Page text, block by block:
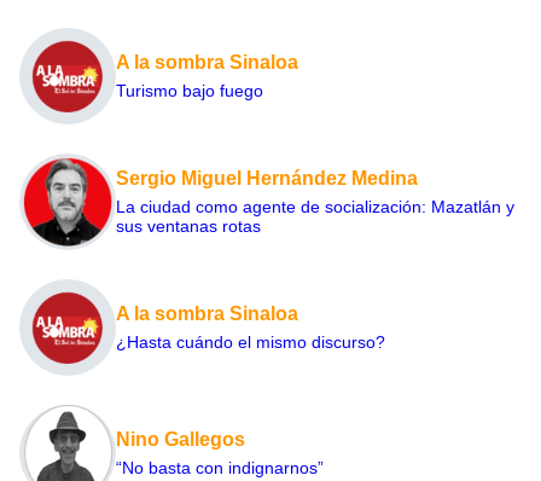
A la sombra Sinaloa
Turismo bajo fuego
Sergio Miguel Hernández Medina
La ciudad como agente de socialización: Mazatlán y
sus ventanas rotas
A la sombra Sinaloa
¿Hasta cuándo el mismo discurso?
Nino Gallegos
“No basta con indignarnos”